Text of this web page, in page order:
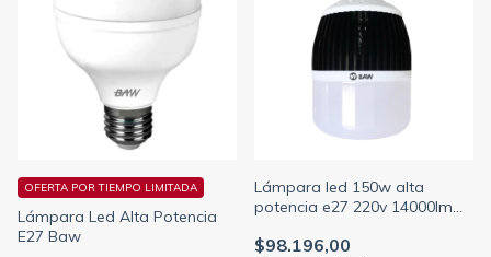
Lámpara Led Alta Potencia
E27 Baw
OFERTA POR TIEMPO LIMITADA
Lámpara led 150w alta
potencia e27 220v 14000lm
$98.196,00